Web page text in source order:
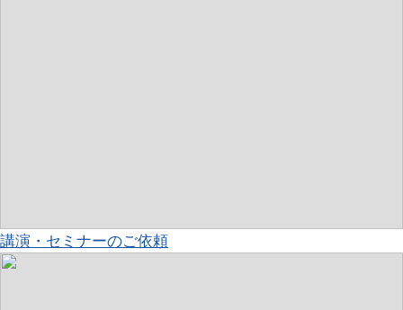
講演・セミナーのご依頼